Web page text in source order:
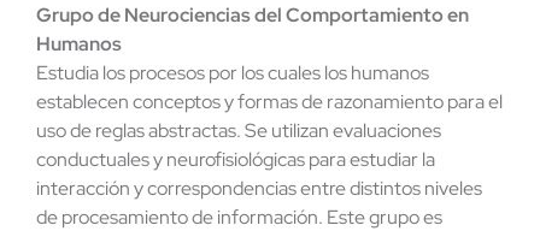
Grupo de Neurociencias del Comportamiento en
Humanos
Estudia los procesos por los cuales los humanos
establecen conceptos y formas de razonamiento para el
uso de reglas abstractas. Se utilizan evaluaciones
conductuales y neurofisiológicas para estudiar la
interacción y correspondencias entre distintos niveles
de procesamiento de información. Este grupo es